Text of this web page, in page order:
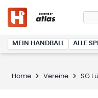
MEIN HANDBALL ALLE
Home Vereine SG